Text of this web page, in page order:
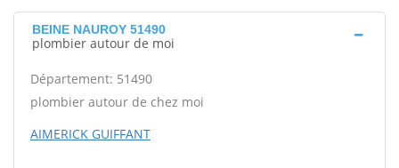
BEINE NAUROY 51490
plombier autour de moi
Département: 51490
plombier autour de chez moi
AIMERICK GUIFFANT